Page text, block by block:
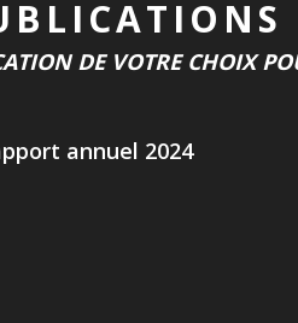
DE VOTRE CHOIX
annuel 2024